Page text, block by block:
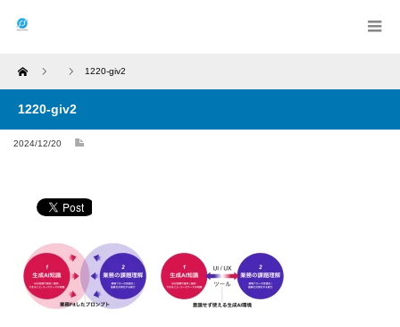
Home 1220-giv2
1220-giv2
2024/12/20